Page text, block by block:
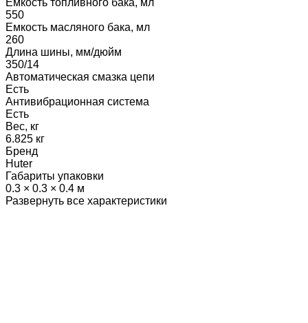
550
Емкость масляного бака, мл
260
Длина шины, мм/дюйм
350/14
Автоматическая смазка цепи
Есть
Антивибрационная система
Есть
Вес, кг
6.825 кг
Бренд
Huter
Габариты упаковки
0.3 × 0.3 × 0.4 м
Развернуть все характеристики